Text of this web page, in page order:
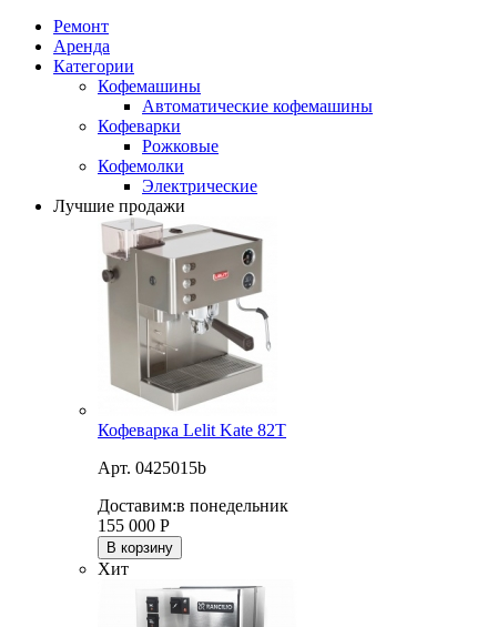
Ремонт
Аренда
Категории
Кофемашины
Автоматические кофемашины
Кофеварки
Рожковые
Кофемолки
Электрические
Лучшие продажи
Кофеварка Lelit Kate 82T
Арт. 0425015b
Доставим:в понедельник
155 000 Р
В корзину
Хит